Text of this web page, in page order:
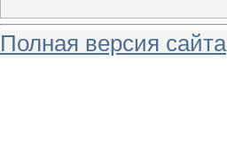
Полная версия сайта